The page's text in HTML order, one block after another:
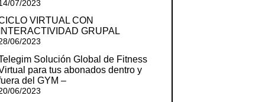
07/2023
VIRTUAL CON
INTERACTIVIDAD GRUPAL
06/2023
Solución Global de Fitness
para tus abonados dentro y
del GYM –
06/2023